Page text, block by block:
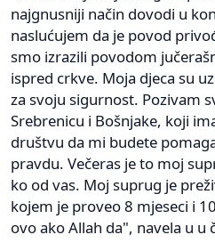
najgnusniji način dovodi u
naslućujem da je povod
smo izrazili povodom
ispred crkve. Moja djeca su
za svoju sigurnost. Pozivam
Srebrenicu i Bošnjake, koji
društvu da mi budete
pravdu. Večeras je to moj
ko od vas. Moj suprug je
kojem je proveo 8 mjeseci i
ovo ako Allah da", navela u u